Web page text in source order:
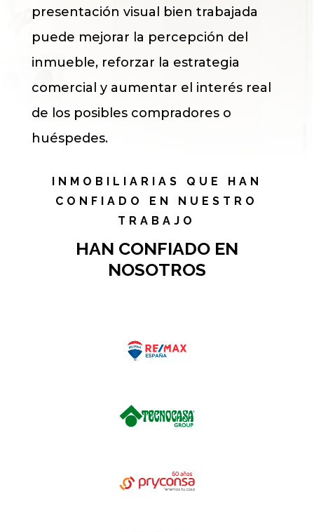
presentación visual bien trabajada
puede mejorar la percepción del
inmueble, reforzar la estrategia
comercial y aumentar el interés real
de los posibles compradores o
huéspedes.
INMOBILIARIAS QUE HAN
CONFIADO EN NUESTRO
TRABAJO
HAN CONFIADO EN
NOSOTROS